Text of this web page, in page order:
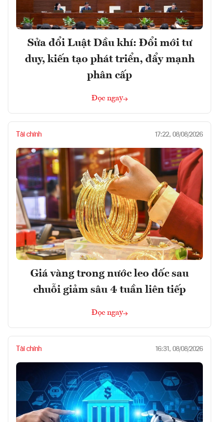
Sửa đổi Luật Dầu khí: Đổi mới tư
duy, kiến tạo phát triển, đẩy mạnh
phân cấp
Đọc ngay
Tài chính 17:22, 08/08/2026
Giá vàng trong nước leo dốc sau
chuỗi giảm sâu 4 tuần liên tiếp
Đọc ngay
Tài chính 16:31, 08/08/2026